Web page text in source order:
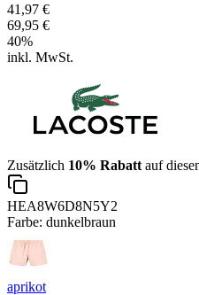
41,97 €
69,95 €
40%
inkl. MwSt.
Zusätzlich 10% Rabatt auf
HEA8W6D8N5Y2
Farbe: dunkelbraun
aprikot